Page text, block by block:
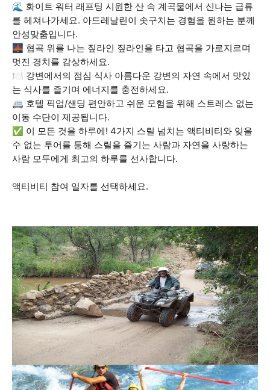
🌊 화이트 워터 래프팅 시원한 산 속 계곡물에서 신나는 급류
를 헤쳐나가세요. 아드레날린이 솟구치는 경험을 원하는 분께
안성맞춤입니다.
🌉 협곡 위를 나는 짚라인 짚라인을 타고 협곡을 가로지르며
멋진 경치를 감상하세요.
🍽️ 강변에서의 점심 식사 아름다운 강변의 자연 속에서 맛있
는 식사를 즐기며 에너지를 충전하세요.
🚐 호텔 픽업/샌딩 편안하고 쉬운 모험을 위해 스트레스 없는
이동 수단이 제공됩니다.
✅ 이 모든 것을 하루에! 4가지 스릴 넘치는 액티비티와 잊을
수 없는 투어를 통해 스릴을 즐기는 사람과 자연을 사랑하는
사람 모두에게 최고의 하루를 선사합니다.
액티비티 참여 일자를 선택하세요.